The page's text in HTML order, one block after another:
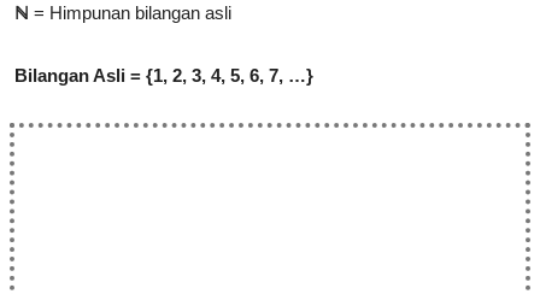
ℕ = Himpunan bilangan asli
Bilangan Asli = {1, 2, 3, 4, 5, 6, 7, …}